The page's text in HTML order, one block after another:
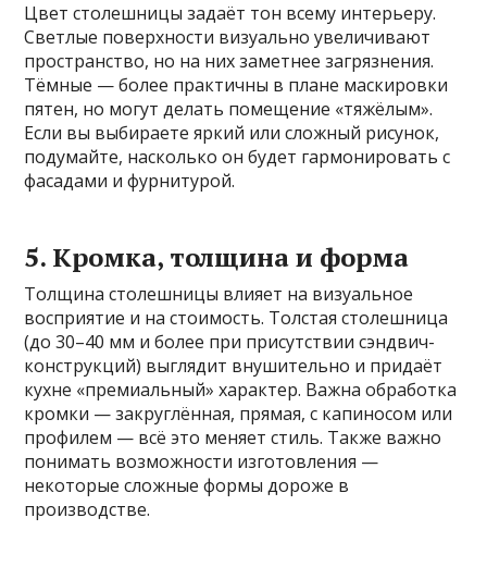
Цвет столешницы задаёт тон всему интерьеру.
Светлые поверхности визуально увеличивают
пространство, но на них заметнее загрязнения.
Тёмные — более практичны в плане маскировки
пятен, но могут делать помещение «тяжёлым».
Если вы выбираете яркий или сложный рисунок,
подумайте, насколько он будет гармонировать с
фасадами и фурнитурой.
5. Кромка, толщина и форма
Толщина столешницы влияет на визуальное
восприятие и на стоимость. Толстая столешница
(до 30–40 мм и более при присутствии сэндвич-
конструкций) выглядит внушительно и придаёт
кухне «премиальный» характер. Важна обработка
кромки — закруглённая, прямая, с капиносом или
профилем — всё это меняет стиль. Также важно
понимать возможности изготовления —
некоторые сложные формы дороже в
производстве.